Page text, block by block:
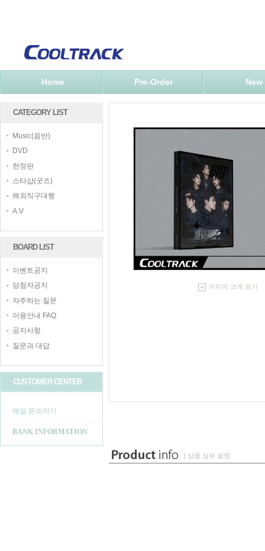
Home Pre-Order New
CATEGORY LIST
Music(음반)
DVD
한정판
스타샵(굿즈)
해외직구대행
A.V
BOARD LIST
이벤트공지
당첨자공지
자주하는 질문
이용안내 FAQ
공지사항
질문과 대답
CUSTOMER CENTER
메일 문의하기
BANK INFORMATION
이미지 크게 보기
| 상품 상세 설명